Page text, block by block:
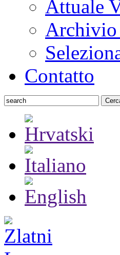
Attuale
Archivio
Contatto